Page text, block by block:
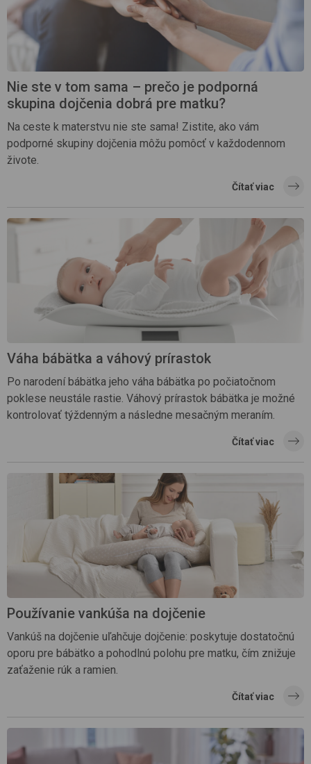
Nie ste v tom sama – prečo je podporná
skupina dojčenia dobrá pre matku?
Na ceste k materstvu nie ste sama! Zistite, ako vám
podporné skupiny dojčenia môžu pomôcť v každodennom
živote.
Čítať viac
Váha bábätka a váhový prírastok
Po narodení bábätka jeho váha bábätka po počiatočnom
poklese neustále rastie. Váhový prírastok bábätka je možné
kontrolovať týždenným a následne mesačným meraním.
Čítať viac
Používanie vankúša na dojčenie
Vankúš na dojčenie uľahčuje dojčenie: poskytuje dostatočnú
oporu pre bábätko a pohodlnú polohu pre matku, čím znižuje
zaťaženie rúk a ramien.
Čítať viac